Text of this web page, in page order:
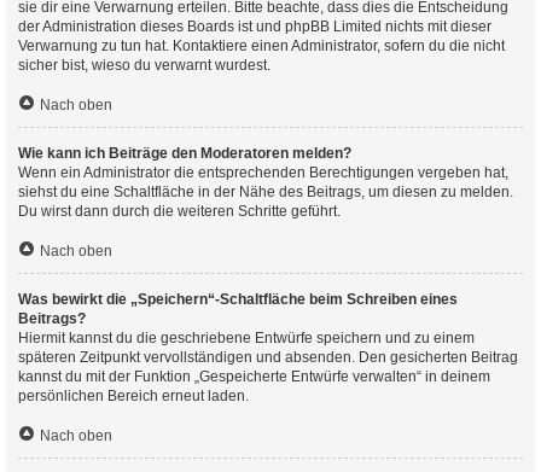
sie dir eine Verwarnung erteilen. Bitte beachte, dass dies die Entscheidung
der Administration dieses Boards ist und phpBB Limited nichts mit dieser
Verwarnung zu tun hat. Kontaktiere einen Administrator, sofern du die nicht
sicher bist, wieso du verwarnt wurdest.
Nach oben
Wie kann ich Beiträge den Moderatoren melden?
Wenn ein Administrator die entsprechenden Berechtigungen vergeben hat,
siehst du eine Schaltfläche in der Nähe des Beitrags, um diesen zu melden.
Du wirst dann durch die weiteren Schritte geführt.
Nach oben
Was bewirkt die „Speichern“-Schaltfläche beim Schreiben eines
Beitrags?
Hiermit kannst du die geschriebene Entwürfe speichern und zu einem
späteren Zeitpunkt vervollständigen und absenden. Den gesicherten Beitrag
kannst du mit der Funktion „Gespeicherte Entwürfe verwalten“ in deinem
persönlichen Bereich erneut laden.
Nach oben